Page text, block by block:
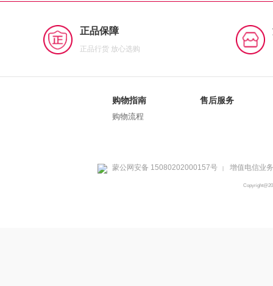
正品保障
正品行货 放心选购
购物指南
购物流程
售后服务
蒙公网安备 15080202000157号 | 增值电信业